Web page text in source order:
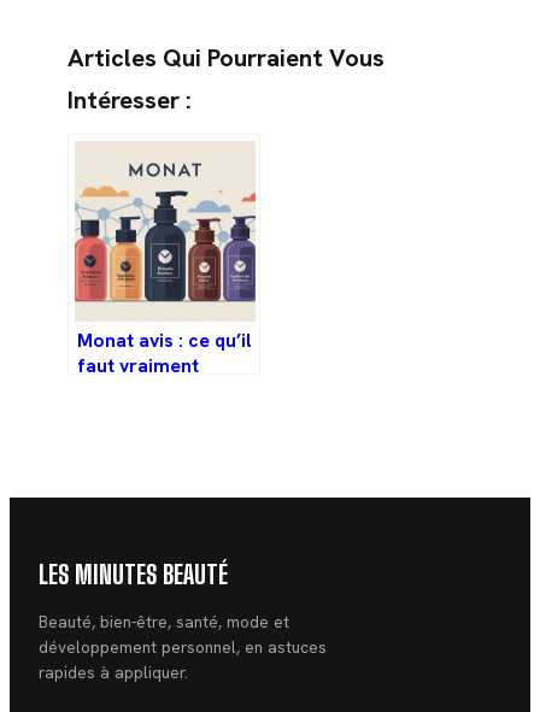
Articles Qui Pourraient Vous
Intéresser :
Monat avis : ce qu’il
faut vraiment
LES MINUTES BEAUTÉ
Beauté, bien-être, santé, mode et
développement personnel, en astuces
rapides à appliquer.